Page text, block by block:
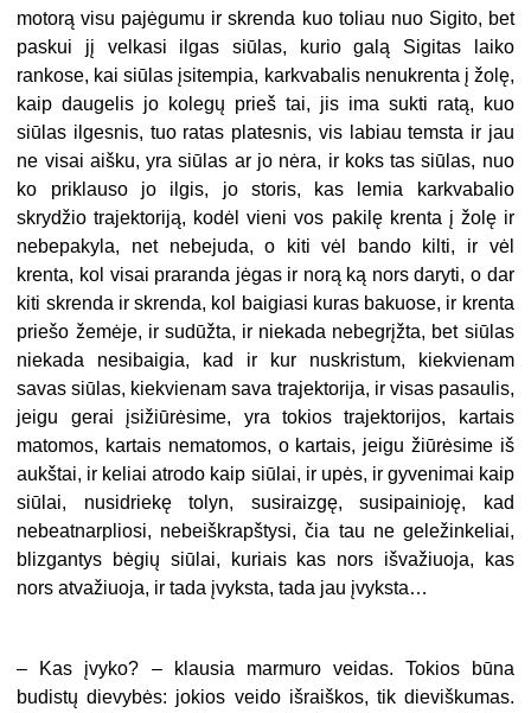
motorą visu pajėgumu ir skrenda kuo toliau nuo Sigito, bet
paskui jį velkasi ilgas siūlas, kurio galą Sigitas laiko
rankose, kai siūlas įsitempia, karkvabalis nenukrenta į žolę,
kaip daugelis jo kolegų prieš tai, jis ima sukti ratą, kuo
siūlas ilgesnis, tuo ratas platesnis, vis labiau temsta ir jau
ne visai aišku, yra siūlas ar jo nėra, ir koks tas siūlas, nuo
ko priklauso jo ilgis, jo storis, kas lemia karkvabalio
skrydžio trajektoriją, kodėl vieni vos pakilę krenta į žolę ir
nebepakyla, net nebejuda, o kiti vėl bando kilti, ir vėl
krenta, kol visai praranda jėgas ir norą ką nors daryti, o dar
kiti skrenda ir skrenda, kol baigiasi kuras bakuose, ir krenta
priešo žemėje, ir sudūžta, ir niekada nebegrįžta, bet siūlas
niekada nesibaigia, kad ir kur nuskristum, kiekvienam
savas siūlas, kiekvienam sava trajektorija, ir visas pasaulis,
jeigu gerai įsižiūrėsime, yra tokios trajektorijos, kartais
matomos, kartais nematomos, o kartais, jeigu žiūrėsime iš
aukštai, ir keliai atrodo kaip siūlai, ir upės, ir gyvenimai kaip
siūlai, nusidriekę tolyn, susiraizgę, susipainioję, kad
nebeatnarpliosi, nebeiškrapštysi, čia tau ne geležinkeliai,
blizgantys bėgių siūlai, kuriais kas nors išvažiuoja, kas
nors atvažiuoja, ir tada įvyksta, tada jau įvyksta…
– Kas įvyko? – klausia marmuro veidas. Tokios būna
budistų dievybės: jokios veido išraiškos, tik dieviškumas.